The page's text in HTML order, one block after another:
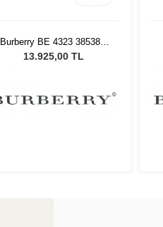
Burberry BE 4323 38538G
54 Kadın Güneş Gözlüğü
13.925,00 TL